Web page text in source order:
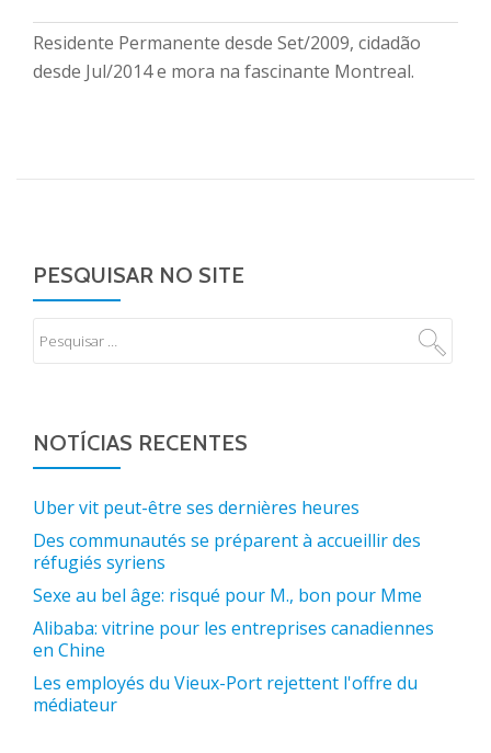
Residente Permanente desde Set/2009, cidadão
desde Jul/2014 e mora na fascinante Montreal.
PESQUISAR NO SITE
NOTÍCIAS RECENTES
Uber vit peut-être ses dernières heures
Des communautés se préparent à accueillir des
réfugiés syriens
Sexe au bel âge: risqué pour M., bon pour Mme
Alibaba: vitrine pour les entreprises canadiennes
en Chine
Les employés du Vieux-Port rejettent l'offre du
médiateur